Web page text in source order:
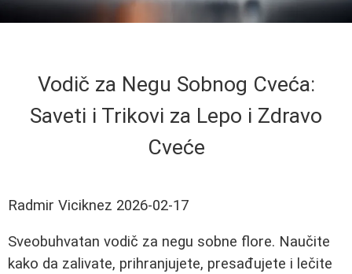
Vodič za Negu Sobnog Cveća:
Saveti i Trikovi za Lepo i Zdravo
Cveće
Radmir Viciknez 2026-02-17
Sveobuhvatan vodič za negu sobne flore. Naučite
kako da zalivate, prihranjujete, presađujete i lečite